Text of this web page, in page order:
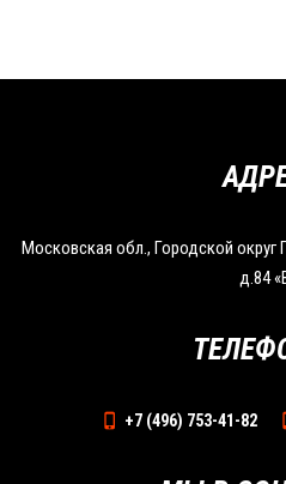
Московская обл., Городской
д.84
+7 (496) 753-41-82